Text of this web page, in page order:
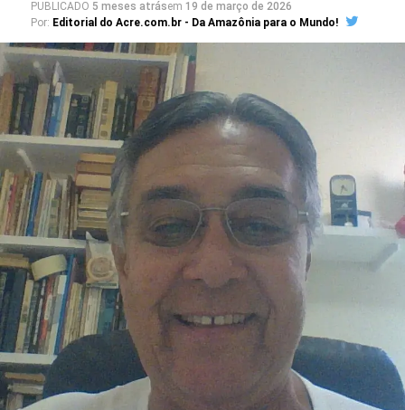
PUBLICADO 5 meses atrásem 19 de março de 2026
Por: Editorial do Acre.com.br - Da Amazônia para o Mundo!